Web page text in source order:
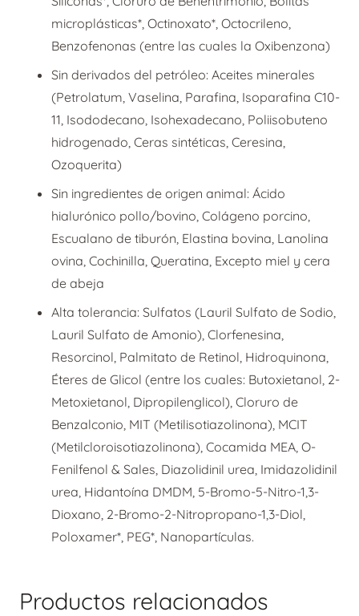
microplásticas*, Octinoxato*, Octocrileno,
Benzofenonas (entre las cuales la Oxibenzona)
Sin derivados del petróleo: Aceites minerales
(Petrolatum, Vaselina, Parafina, Isoparafina C10-
11, Isododecano, Isohexadecano, Poliisobuteno
hidrogenado, Ceras sintéticas, Ceresina,
Ozoquerita)
Sin ingredientes de origen animal: Ácido
hialurónico pollo/bovino, Colágeno porcino,
Escualano de tiburón, Elastina bovina, Lanolina
ovina, Cochinilla, Queratina, Excepto miel y cera
de abeja
Alta tolerancia: Sulfatos (Lauril Sulfato de Sodio,
Lauril Sulfato de Amonio), Clorfenesina,
Resorcinol, Palmitato de Retinol, Hidroquinona,
Éteres de Glicol (entre los cuales: Butoxietanol, 2-
Metoxietanol, Dipropilenglicol), Cloruro de
Benzalconio, MIT (Metilisotiazolinona), MCIT
(Metilcloroisotiazolinona), Cocamida MEA, O-
Fenilfenol & Sales, Diazolidinil urea, Imidazolidinil
urea, Hidantoína DMDM, 5-Bromo-5-Nitro-1,3-
Dioxano, 2-Bromo-2-Nitropropano-1,3-Diol,
Poloxamer*, PEG*, Nanopartículas.
Productos relacionados